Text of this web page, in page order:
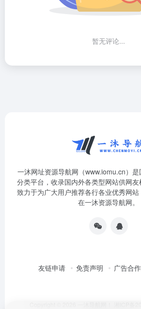
暂无评论...
一沐网址资源导航网（www.iomu.cn）
分类平台，收录国内外各类型网站供网
致力于为广大用户推荐各行各业优秀网
在一沐资源导航网。
友链申请 免责声明 广告合作